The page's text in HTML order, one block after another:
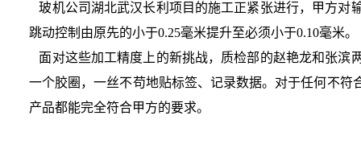
玻机公司湖北武汉长利项目的施工正紧张进行，甲方对
跳动控制由原先的小于0.25毫米提升至必须小于0.10毫米。
面对这些加工精度上的新挑战，质检部的赵艳龙和张滨
一个胶圈，一丝不苟地贴标签、记录数据。对于任何不
产品都能完全符合甲方的要求。